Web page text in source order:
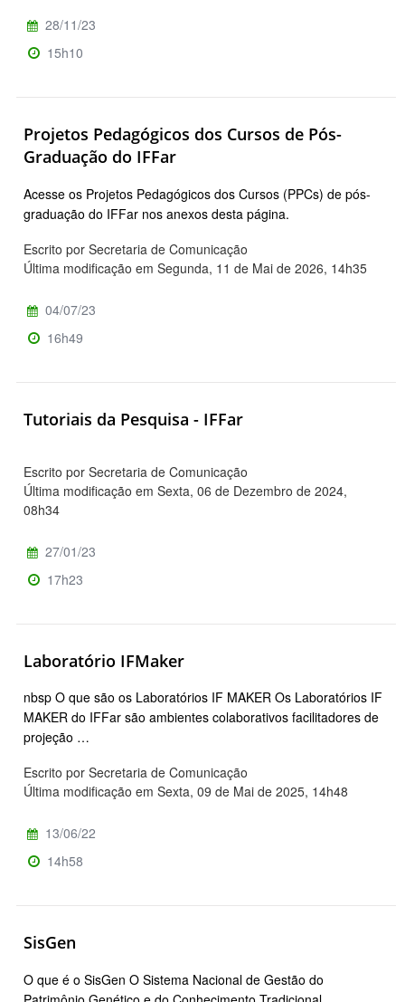
28/11/23
15h10
Projetos Pedagógicos dos Cursos de Pós-
Graduação do IFFar
Acesse os Projetos Pedagógicos dos Cursos (PPCs) de pós-
graduação do IFFar nos anexos desta página.
Escrito por Secretaria de Comunicação
Última modificação em Segunda, 11 de Mai de 2026, 14h35
04/07/23
16h49
Tutoriais da Pesquisa - IFFar
Escrito por Secretaria de Comunicação
Última modificação em Sexta, 06 de Dezembro de 2024,
08h34
27/01/23
17h23
Laboratório IFMaker
nbsp O que são os Laboratórios IF MAKER Os Laboratórios IF
MAKER do IFFar são ambientes colaborativos facilitadores de
projeção …
Escrito por Secretaria de Comunicação
Última modificação em Sexta, 09 de Mai de 2025, 14h48
13/06/22
14h58
SisGen
O que é o SisGen O Sistema Nacional de Gestão do